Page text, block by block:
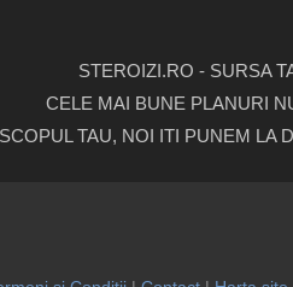
STEROIZI.RO - SURSA
CELE MAI BUNE PLANURI
TAU, NOI ITI PUNEM LA